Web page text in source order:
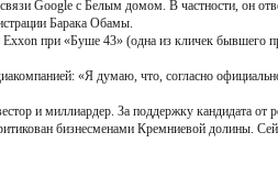
Google с Белым домом. В частности, он
Барака Обамы.
при «Буше 43» (одна из кличек
«Я думаю, что, согласно
и миллиардер. За поддержку кандидата от
бизнесменами Кремниевой долины.